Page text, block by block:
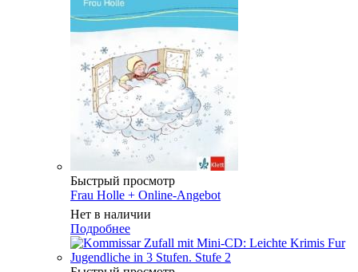
Быстрый просмотр
Frau Holle + Online-Angebot
Нет в наличии
Подробнее